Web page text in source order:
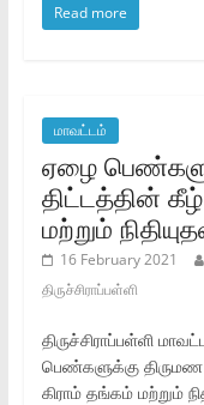
Read more
மாவட்டம்
ஏழை
திட்டத்தின்‌
மற்றும்‌
16 February 2021
திருச்சிராப்பள்ளி
திருச்சிராப்பள்ளி
பெண்களுக்கு திருமண
கிராம்‌ தங்கம்‌ மற்றும்‌